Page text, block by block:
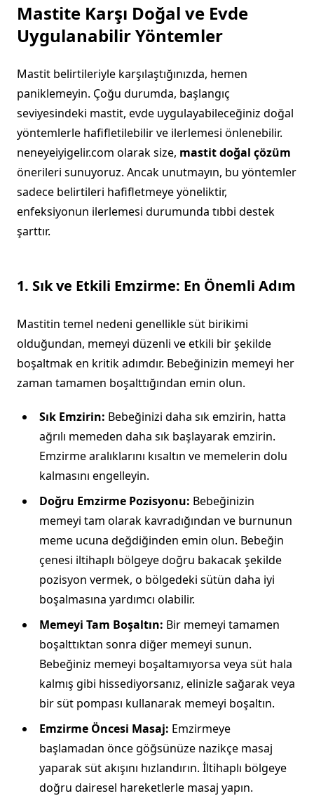
Mastite Karşı Doğal ve Evde
Uygulanabilir Yöntemler
Mastit belirtileriyle karşılaştığınızda, hemen
paniklemeyin. Çoğu durumda, başlangıç
seviyesindeki mastit, evde uygulayabileceğiniz doğal
yöntemlerle hafifletilebilir ve ilerlemesi önlenebilir.
neneyeiyigelir.com olarak size, mastit doğal çözüm
önerileri sunuyoruz. Ancak unutmayın, bu yöntemler
sadece belirtileri hafifletmeye yöneliktir,
enfeksiyonun ilerlemesi durumunda tıbbi destek
şarttır.
1. Sık ve Etkili Emzirme: En Önemli Adım
Mastitin temel nedeni genellikle süt birikimi
olduğundan, memeyi düzenli ve etkili bir şekilde
boşaltmak en kritik adımdır. Bebeğinizin memeyi her
zaman tamamen boşalttığından emin olun.
Sık Emzirin: Bebeğinizi daha sık emzirin, hatta
ağrılı memeden daha sık başlayarak emzirin.
Emzirme aralıklarını kısaltın ve memelerin dolu
kalmasını engelleyin.
Doğru Emzirme Pozisyonu: Bebeğinizin
memeyi tam olarak kavradığından ve burnunun
meme ucuna değdiğinden emin olun. Bebeğin
çenesi iltihaplı bölgeye doğru bakacak şekilde
pozisyon vermek, o bölgedeki sütün daha iyi
boşalmasına yardımcı olabilir.
Memeyi Tam Boşaltın: Bir memeyi tamamen
boşalttıktan sonra diğer memeyi sunun.
Bebeğiniz memeyi boşaltamıyorsa veya süt hala
kalmış gibi hissediyorsanız, elinizle sağarak veya
bir süt pompası kullanarak memeyi boşaltın.
Emzirme Öncesi Masaj: Emzirmeye
başlamadan önce göğsünüze nazikçe masaj
yaparak süt akışını hızlandırın. İltihaplı bölgeye
doğru dairesel hareketlerle masaj yapın.